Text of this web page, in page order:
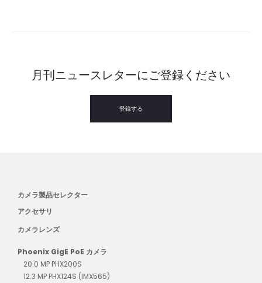
月刊ニュースレターにご登録ください
登録する
カメラ製品セレクター
アクセサリ
カメラレンズ
Phoenix GigE PoE カメラ
20.0 MP PHX200S
12.3 MP PHX124S (IMX565)